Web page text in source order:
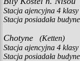
Stacja ajencyjna 4
Stacja posiadała
Chotyne
(Ketten)
Stacja ajencyjna 4
Stacja posiadała